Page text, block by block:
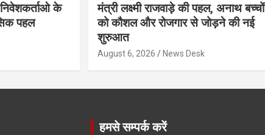
के
पहल
मंत्री लक्ष्मी राजवाड़े की पहल, अनाथ बच्चों
को कौशल और रोजगार से जोड़ने की नई
शुरुआत
August 6, 2026 News Desk
हमसे सम्पर्क करें